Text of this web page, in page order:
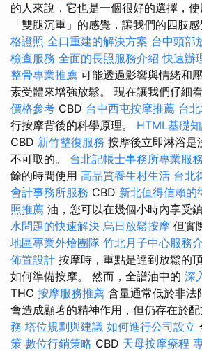
的人來說，它也是一個很好的選擇，
「雙腿沉重」的感覺，讓我們的四肢感
格證照 全口重建的解決方案 台中頭部
檢查服務 全面的長照服務介紹 快速辦
整骨專業推薦 可能透過影響與情緒和
素受體來增強放鬆。 現在讓我們仔細
價格參考 CBD 台中西屯按摩推薦 台
行按摩背後的科學原理。 HTML基礎
CBD 新竹整復服務 按摩後立即淋浴是
不可取的。 台北記帳士事務所專業服務
餘的時間使用 高品質養生村生活 台北
會計事務所服務 CBD 新北值得信賴的
照推薦 油，您可以在幾個小時內享受
水問題的快速解決 烏日放鬆按摩 但實
地區專業外燴團隊 竹北月子中心服務
佈置設計 按摩時，重點是達到放鬆的
如何準備按摩。 然而，全譜油中的 深
THC 按摩服務推薦 含量通常低於非法
會造成顯著的精神作用，但仍存在於配
務 塔位規劃與建議 如何進行公司設立
策 數位行銷策略 CBD 天母按摩療程